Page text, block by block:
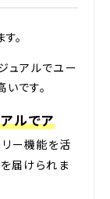
。
アルでユー
です。
ルでア
リー機能を活
届けられま